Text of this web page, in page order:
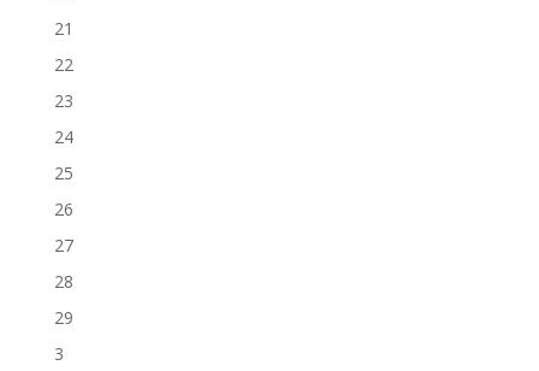
21
22
23
24
25
26
27
28
29
3